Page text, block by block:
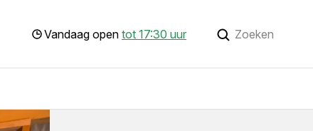
Vandaag open tot 17:30 uur